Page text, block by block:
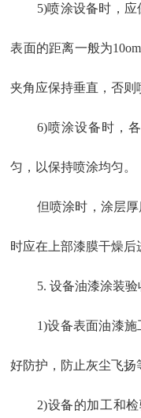
5)喷涂设备时，
表面的距离一般为
夹角应保持垂直，否则
6)喷涂设备时，
匀，以保持喷涂均匀。
但喷涂时，涂层
时应在上部漆膜干燥后
5. 设备油漆涂装验
1)设备表面油漆
好防护，防止灰尘飞扬
2)设备的加工和